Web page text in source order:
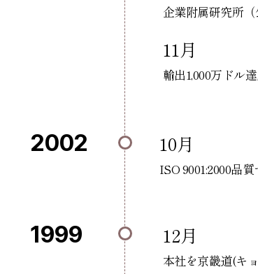
企業附属研究所
11月
輸出1,000万ドル
2002 10月
ISO 9001:2000品
1999 12月
本社を京畿道(キ